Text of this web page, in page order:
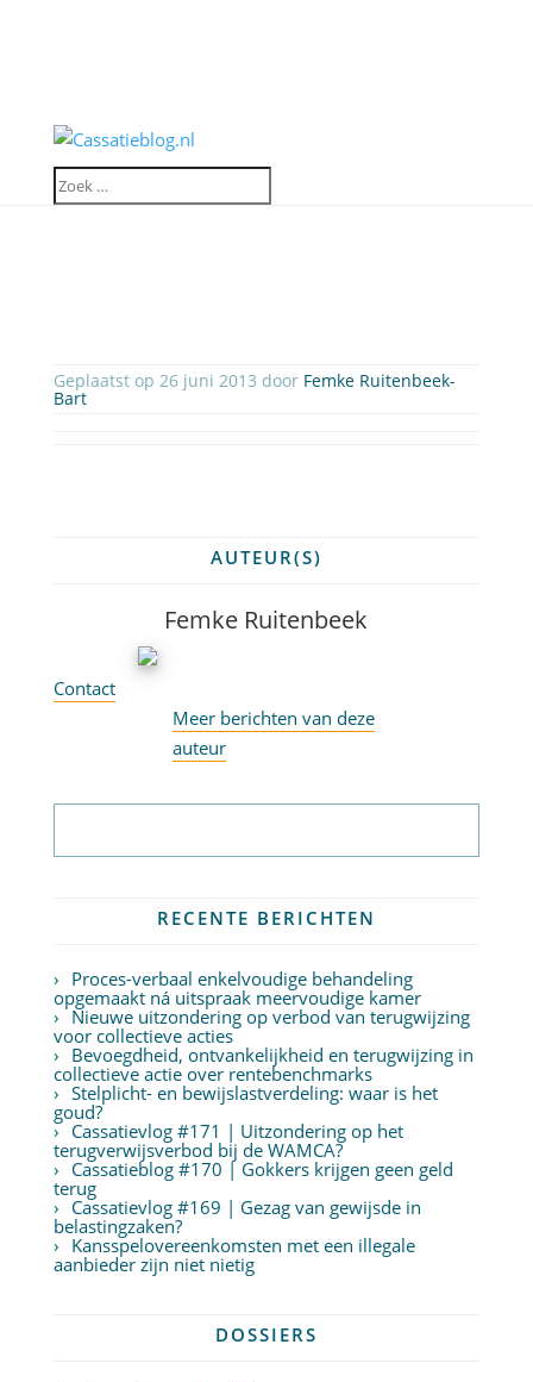
Geplaatst op 26 juni 2013 door Femke Ruitenbeek-
Bart
AUTEUR(S)
Femke Ruitenbeek
Contact
Meer berichten van deze
auteur
RECENTE BERICHTEN
Proces-verbaal enkelvoudige behandeling
opgemaakt ná uitspraak meervoudige kamer
Nieuwe uitzondering op verbod van terugwijzing
voor collectieve acties
Bevoegdheid, ontvankelijkheid en terugwijzing in
collectieve actie over rentebenchmarks
Stelplicht- en bewijslastverdeling: waar is het
goud?
Cassatievlog #171 | Uitzondering op het
terugverwijsverbod bij de WAMCA?
Cassatieblog #170 | Gokkers krijgen geen geld
terug
Cassatievlog #169 | Gezag van gewijsde in
belastingzaken?
Kansspelovereenkomsten met een illegale
aanbieder zijn niet nietig
DOSSIERS